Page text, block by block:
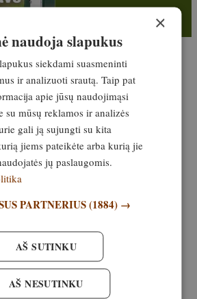
KALĖDINIS ŠAUDYMO TURNYRAS
FEDERACIJA
×
naudoja slapukus
siekdami suasmeninti
ir analizuoti srautą. Taip pat
apie jūsų naudojimąsi
su mūsų reklamos ir analizės
gali ją sujungti su kita
jiems pateikėte arba kurią jie
jų paslaugomis.
PARTNERIUS(1884) →
AŠ SUTINKU
AŠ NESUTINKU